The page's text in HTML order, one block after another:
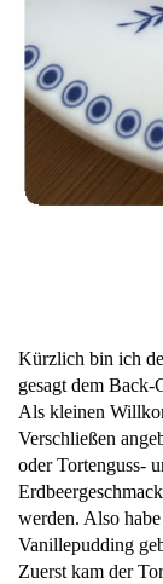
Kürzlich bin ich
gesagt dem Back-
Als kleinen
Verschließen
oder Tortenguss-
werden. Also
Vanillepudding
Zuerst kam der